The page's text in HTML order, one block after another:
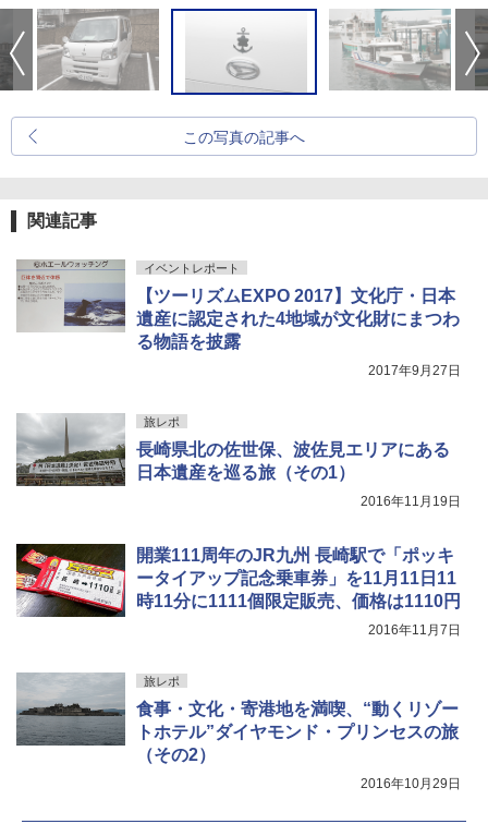
この写真の記事へ
関連記事
イベントレポート
【ツーリズムEXPO 2017】文化庁・日本
遺産に認定された4地域が文化財にまつわ
る物語を披露
2017年9月27日
旅レポ
長崎県北の佐世保、波佐見エリアにある
日本遺産を巡る旅（その1）
2016年11月19日
開業111周年のJR九州 長崎駅で「ポッキ
ータイアップ記念乗車券」を11月11日11
時11分に1111個限定販売、価格は1110円
2016年11月7日
旅レポ
食事・文化・寄港地を満喫、“動くリゾー
トホテル”ダイヤモンド・プリンセスの旅
（その2）
2016年10月29日